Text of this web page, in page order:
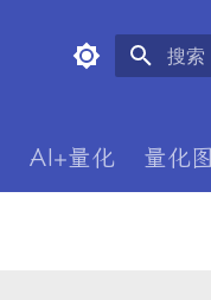
AI+量化 量化